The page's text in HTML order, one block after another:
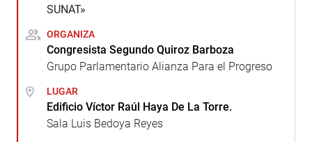
SUNAT»
ORGANIZA
Congresista Segundo Quiroz Barboza
Grupo Parlamentario Alianza Para el Progreso
LUGAR
Edificio Víctor Raúl Haya De La Torre.
Sala Luis Bedoya Reyes